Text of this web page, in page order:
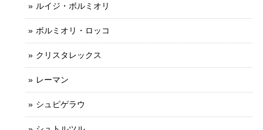
ルイジ・ボルミオリ
ボルミオリ・ロッコ
クリスタレックス
レーマン
シュピゲラウ